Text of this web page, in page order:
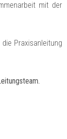
mit der
Praxisanleitung